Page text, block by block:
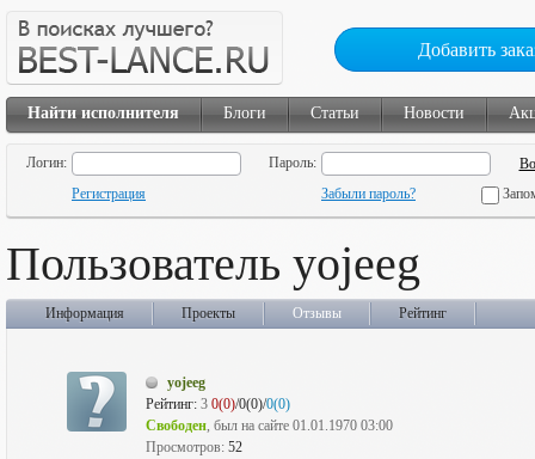
Добавить
Найти исполнителя Блоги Статьи Новости
Логин:
Пароль:
Регистрация
Забыли пароль?
Пользователь yojeeg
Информация Проекты Отзывы Рейтинг
yojeeg
Рейтинг: 3 0(0)/0(0)/0(0)
Свободен, был на сайте 01.01.1970 03:00
Просмотров: 52